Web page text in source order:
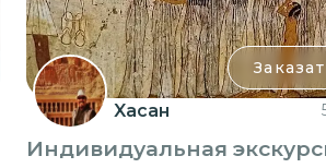
Xасан
Индивидуальная